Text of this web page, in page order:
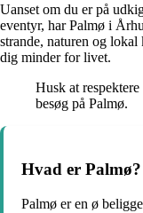
Uanset om du er på
eventyr, har Palmø i
strande, naturen og
dig minder for livet.
Husk at
besøg på Palmø.
Hvad er Palmø?
Palmø er en ø